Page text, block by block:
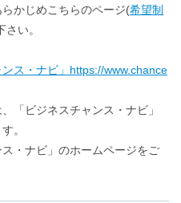
かじめこちらのページ(希望制
い。
ンス・ナビ」https://www.chance
「ビジネスチャンス・ナビ」
。
・ナビ」のホームページをご